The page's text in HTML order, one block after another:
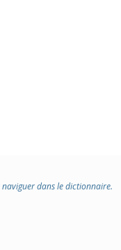
dans le dictionnaire.